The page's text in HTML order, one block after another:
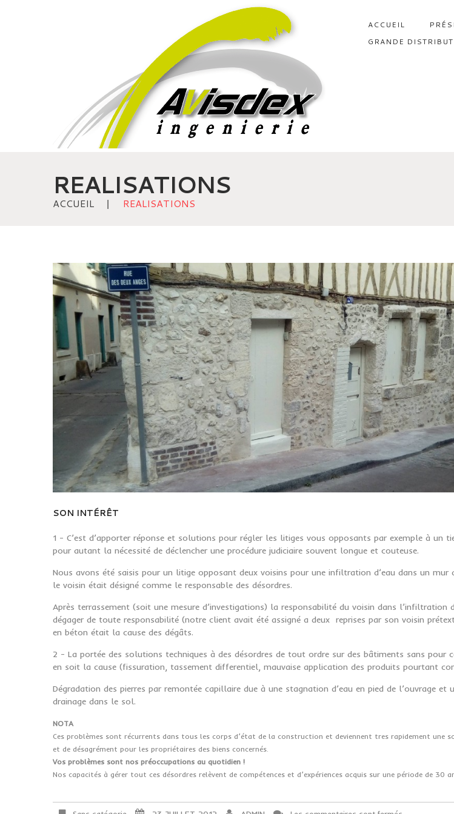
ACCUEIL
GRANDE
REALISATIONS
ACCUEIL REALISATIONS
SON INTÉRÊT
1 - C’est d’apporter réponse et solutions pour régler les litiges vous opposants par exemple à un
pour autant la nécessité de déclencher une procédure judiciaire souvent longue et couteuse.
Nous avons été saisis pour un litige opposant deux voisins pour une infiltration d’eau dans un mur
le voisin était désigné comme le responsable des désordres.
Après terrassement (soit une mesure d’investigations) la responsabilité du voisin dans l’infiltration
dégager de toute responsabilité (notre client avait été assigné a deux reprises par son voisin
en béton était la cause des dégâts.
2 - La portée des solutions techniques à des désordres de tout ordre sur des bâtiments sans pour
en soit la cause (fissuration, tassement differentiel, mauvaise application des produits pourtant
Dégradation des pierres par remontée capillaire due à une stagnation d’eau en pied de l’ouvrage et
drainage dans le sol.
NOTA
Ces problèmes sont récurrents dans tous les corps d’état de la construction et deviennent tres rapidement une
et de désagrément pour les propriétaires des biens concernés.
Vos problèmes sont nos préoccupations au quotidien !
Nos capacités à gérer tout ces désordres relèvent de compétences et d’expériences acquis sur une période de 30